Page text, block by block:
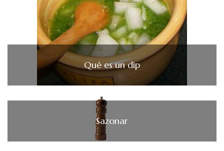
Qué es un dip
Sazonar